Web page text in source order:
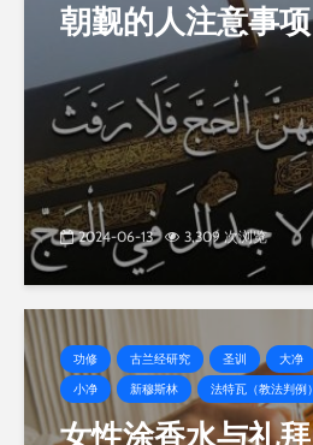
朝觐的人注意事项
2024-06-13 3,309 次浏览
功修 古兰经研究 圣训 大净
小净
新穆斯林 法特瓦（教法判例）
女性涂香水与礼拜